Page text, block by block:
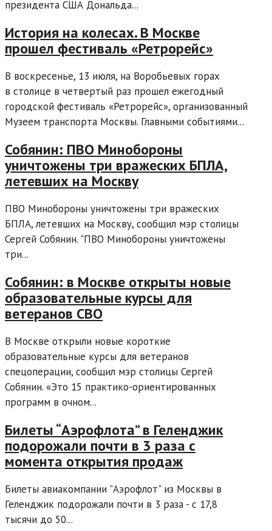
президента США Дональда...
История на колесах. В Москве
прошел фестиваль «Ретрорейс»
В воскресенье, 13 июля, на Воробьевых горах
в столице в четвертый раз прошел ежегодный
городской фестиваль «Ретрорейс», организованный
Музеем транспорта Москвы. Главными событиями...
Собянин: ПВО Минобороны
уничтожены три вражеских БПЛА,
летевших на Москву
ПВО Минобороны уничтожены три вражеских
БПЛА, летевших на Москву, сообщил мэр столицы
Сергей Собянин. "ПВО Минобороны уничтожены
три...
Собянин: в Москве открыты новые
образовательные курсы для
ветеранов СВО
В Москве открыли новые короткие
образовательные курсы для ветеранов
спецоперации, сообщил мэр столицы Сергей
Собянин. «Это 15 практико-ориентированных
программ в очном...
Билеты “Аэрофлота” в Геленджик
подорожали почти в 3 раза с
момента открытия продаж
Билеты авиакомпании "Аэрофлот" из Москвы в
Геленджик подорожали почти в 3 раза - с 17,8
тысячи до 50...